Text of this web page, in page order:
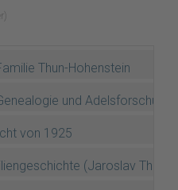
Thun-Hohenstein
und Adelsforschung
von 1925
(Jaroslav Thun